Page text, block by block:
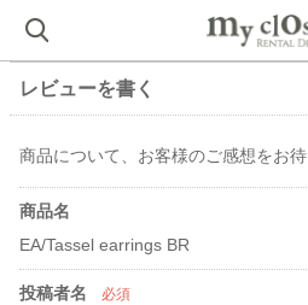
レビューを書く
商品について、お客様のご感想をお待
商品名
EA/Tassel earrings BR
投稿者名 必須